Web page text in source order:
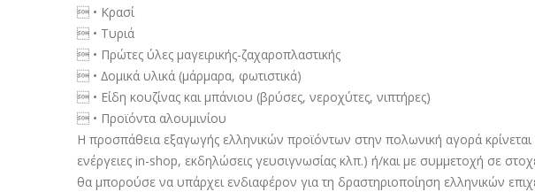
 • Κρασί
 • Τυριά
 • Πρώτες ύλες µαγειρικής-ζαχαροπλαστικής
 • ∆οµικά υλικά (µάρµαρα, φωτιστικά)
 • Είδη κουζίνας και µπάνιου (βρύσες, νεροχύτες, νιπτήρες)
 • Προϊόντα αλουµινίου
Η προσπάθεια εξαγωγής ελληνικών προϊόντων στην πολωνική αγορά
ενέργειες in-shop, εκδηλώσεις γευσιγνωσίας κλπ.) ή/και µε συµµετοχή σε
θα µπορούσε να υπάρχει ενδιαφέρον για τη δραστηριοποίηση ελληνικών